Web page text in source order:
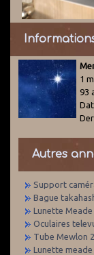
1
93
Autres
Support
Bague
Lunette
Oculaires
Tube Mewlon
Lunette